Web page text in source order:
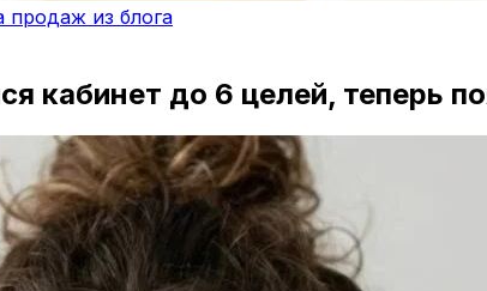
продаж из блога
кабинет до 6 целей, теперь